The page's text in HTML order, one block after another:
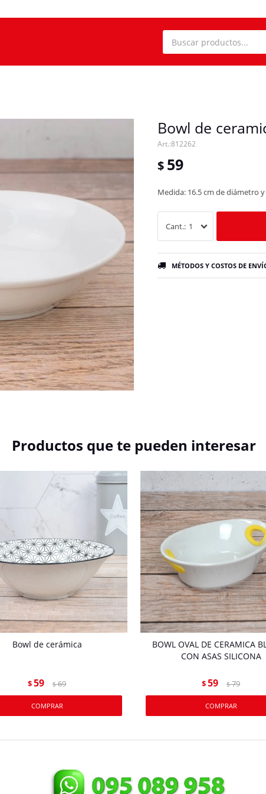
Bowl de
812262
$ 59
Medida: 16.5 cm de diámetro y
1
MÉTODOS Y COSTOS DE
Productos que te pueden interesar
Bowl de cerámica
$59 $ 69
BOWL OVAL DE CERAMICA
CON ASAS SILICONA
$59 $ 79